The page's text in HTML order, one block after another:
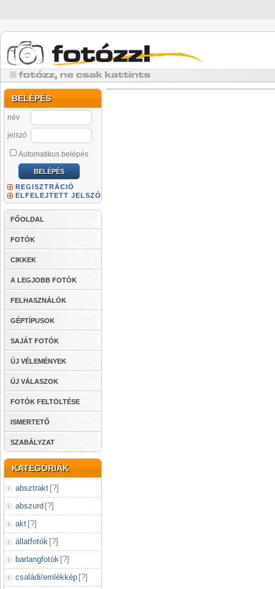
BELÉPÉS
név
jelszó
Automatikus belépés
REGISZTRÁCIÓ
ELFELEJTETT JELSZÓ
FŐOLDAL
FOTÓK
CIKKEK
A LEGJOBB FOTÓK
FELHASZNÁLÓK
GÉPTÍPUSOK
SAJÁT FOTÓK
ÚJ VÉLEMÉNYEK
ÚJ VÁLASZOK
FOTÓK FELTÖLTÉSE
ISMERTETŐ
SZABÁLYZAT
KATEGÓRIÁK
absztrakt [?]
abszurd [?]
akt [?]
állatfotók [?]
barlangfotók [?]
családi/emlékkép [?]